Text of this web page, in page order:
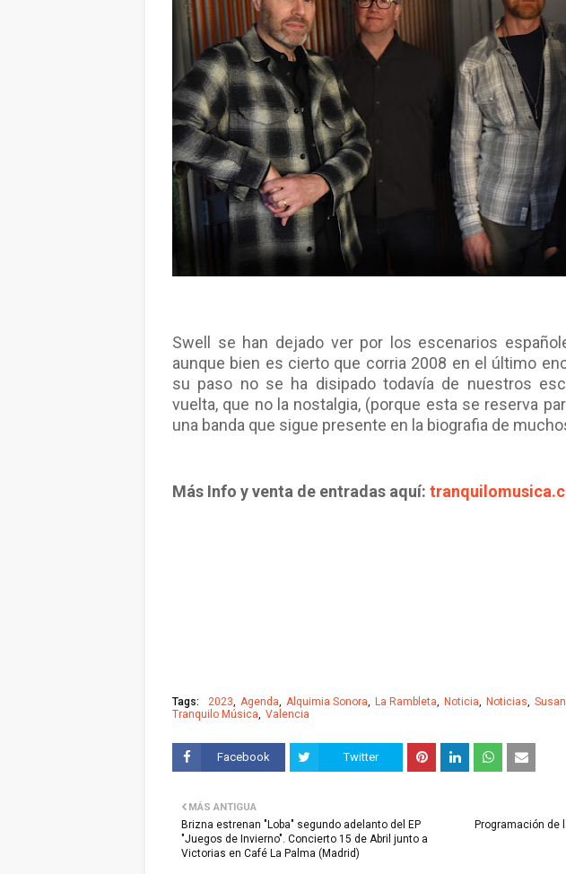
Swell se han dejado ver por los escenarios
aunque bien es cierto que corria 2008 en el último
su paso no se ha disipado todavía de nuestros
vuelta, que no la nostalgia, (porque esta se reserva
una banda que sigue presente en la biografia de
Más Info y venta de entradas aquí:
Tags: 2023 Agenda Alquimia Sonora La Rambleta Noticia Noticias
Tranquilo Música
Valencia
Facebook Twitter
Programación de
MÁS ANTIGUA
Brizna estrenan "Loba" segundo adelanto del EP
"Juegos de Invierno". Concierto 15 de Abril junto a
Victorias en Café La Palma (Madrid)